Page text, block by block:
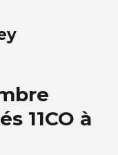
11CO à